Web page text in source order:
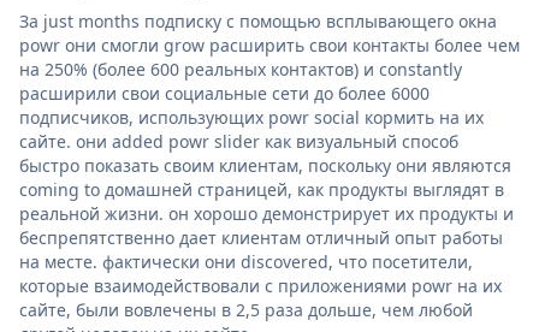
За just months подписку с помощью всплывающего окна
powr они смогли grow расширить свои контакты более чем
на 250% (более 600 реальных контактов) и constantly
расширили свои социальные сети до более 6000
подписчиков, использующих powr social кормить на их
сайте. они added powr slider как визуальный способ
быстро показать своим клиентам, поскольку они являются
coming to домашней страницей, как продукты выглядят в
реальной жизни. он хорошо демонстрирует их продукты и
беспрепятственно дает клиентам отличный опыт работы
на месте. фактически они discovered, что посетители,
которые взаимодействовали с приложениями powr на их
сайте, были вовлечены в 2,5 раза дольше, чем любой